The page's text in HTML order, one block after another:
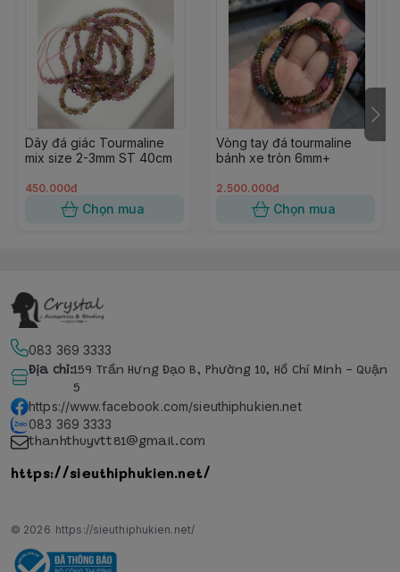
Dây đá giác Tourmaline
mix size 2-3mm ST 40cm
450.000đ
Chọn mua
Vòng tay đá tourmaline
bánh xe tròn 6mm+
2.500.000đ
Chọn mua
083 369 3333
Địa chỉ:159 Trần Hưng Đạo B, Phường 10, Hồ Chí Minh - Quận
5
https://www.facebook.com/sieuthiphukien.net
083 369 3333
thanhthuyvtt81@gmail.com
https://sieuthiphukien.net/
© 2026 https://sieuthiphukien.net/